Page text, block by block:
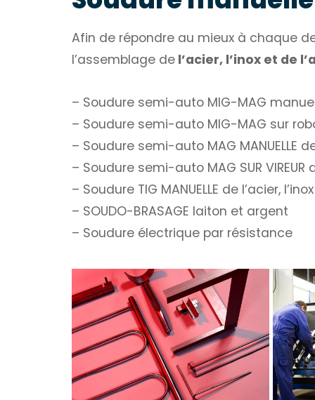
Afin de répondre au mieux à chaque
l’assemblage de l’acier, l’inox et de
– Soudure semi-auto MIG-MAG
– Soudure semi-auto MIG-MAG sur
– Soudure semi-auto MAG MANUELLE
– Soudure semi-auto MAG SUR
– Soudure TIG MANUELLE de l’acier,
– SOUDO-BRASAGE laiton et argent
– Soudure électrique par résistance
Soudure